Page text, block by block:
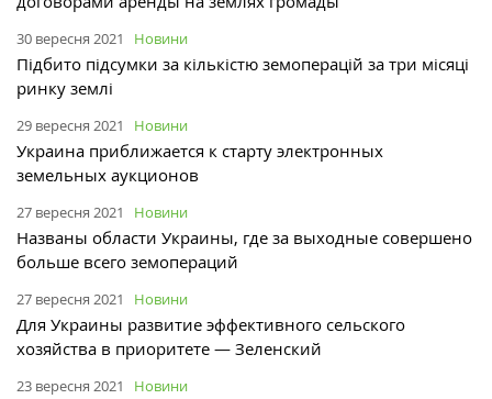
30 вересня 2021 Новини
Підбито підсумки за кількістю земоперацій за три місяці
ринку землі
29 вересня 2021 Новини
Украина приближается к старту электронных
земельных аукционов
27 вересня 2021 Новини
Названы области Украины, где за выходные совершено
больше всего земопераций
27 вересня 2021 Новини
Для Украины развитие эффективного сельского
хозяйства в приоритете — Зеленский
23 вересня 2021 Новини